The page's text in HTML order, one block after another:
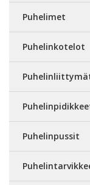
Puhelimet
Puhelinkotelot
Puhelinpussit